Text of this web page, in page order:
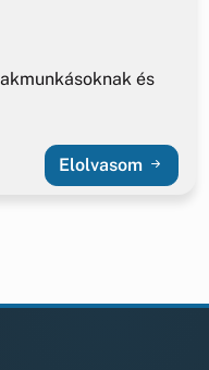
és
Elolvasom